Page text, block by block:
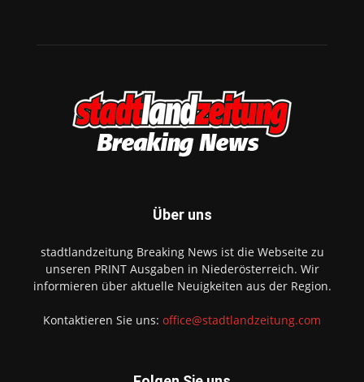
Über uns
stadtlandzeitung Breaking News ist die Webseite zu
unseren PRINT Ausgaben in Niederösterreich. Wir
informieren über aktuelle Neuigkeiten aus der Region.
Kontaktieren Sie uns: office@stadtlandzeitung.com